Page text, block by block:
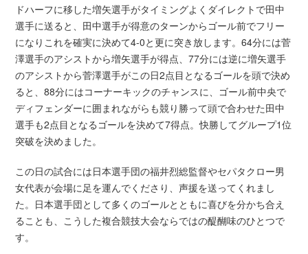
ドハーフに移した増矢選手がタイミングよくダイレクトで田中
選手に送ると、田中選手が得意のターンからゴール前でフリー
になりこれを確実に決めて4-0と更に突き放します。64分には菅
澤選手のアシストから増矢選手が得点、77分には逆に増矢選手
のアシストから菅澤選手がこの日2点目となるゴールを頭で決め
ると、88分にはコーナーキックのチャンスに、ゴール前中央で
ディフェンダーに囲まれながらも競り勝って頭で合わせた田中
選手も2点目となるゴールを決めて7得点。快勝してグループ1位
突破を決めました。
この日の試合には日本選手団の福井烈総監督やセパタクロー男
女代表が会場に足を運んでくださり、声援を送ってくれまし
た。日本選手団として多くのゴールとともに喜びを分かち合え
ることも、こうした複合競技大会ならではの醍醐味のひとつで
す。